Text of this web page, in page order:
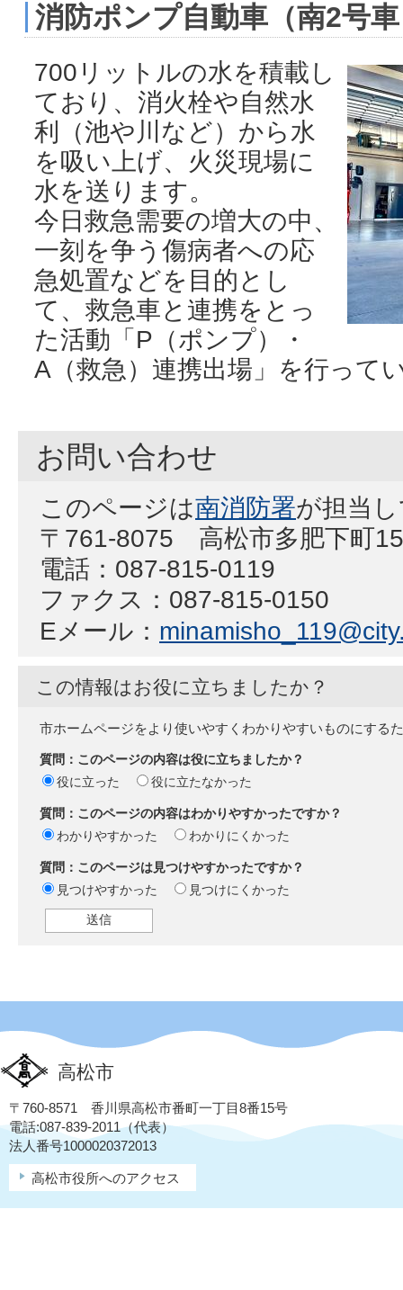
消防ポンプ自動車（南2号
700リットルの水を積載し
ており、消火栓や自然水
利（池や川など）から水
を吸い上げ、火災現場に
水を送ります。
今日救急需要の増大の中、
一刻を争う傷病者への応
急処置などを目的とし
て、救急車と連携をとっ
た活動「P（ポンプ）・
A（救急）連携出場」を行って
お問い合わせ
このページは南消防署が担当
〒761-8075 高松市多肥下町
電話：087-815-0119
ファクス：087-815-0150
Eメール：
この情報はお役に立ちましたか？
市ホームページをより使いやすくわかりやすいものにする
質問：このページの内容は役に立ちましたか？
役に立った
役に立たなかった
質問：このページの内容はわかりやすかったですか？
わかりやすかった
わかりにくかった
質問：このページは見つけやすかったですか？
見つけやすかった
見つけにくかった
高松市
〒760-8571 香川県高松市番町一丁目8番15号
電話:087-839-2011（代表）
法人番号1000020372013
高松市役所へのアクセス